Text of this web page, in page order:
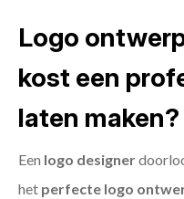
Logo
kost een
laten maken?
Een logo designer
het perfecte logo